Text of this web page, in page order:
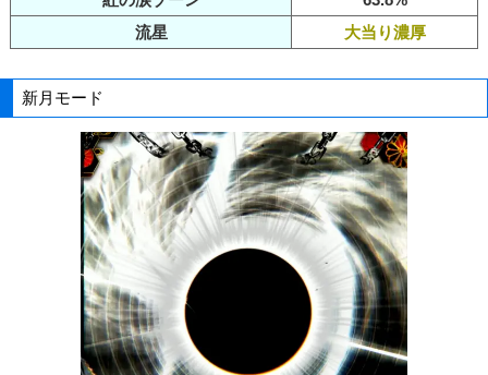
流星
大当り濃厚
新月モード